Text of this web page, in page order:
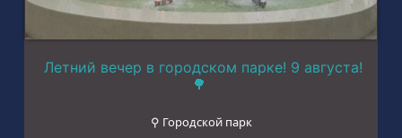
Летний вечер в городском парке! 9 августа!
🌳
⚲ Городской парк